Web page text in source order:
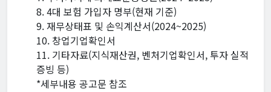
8. 4대 보험 가입자 명부(현재 기준)
9. 재무상태표 및 손익계산서(2024~2025)
10. 창업기업확인서
11. 기타자료(지식재산권, 벤처기업확인서, 투자 실적
증빙 등)
*세부내용 공고문 참조